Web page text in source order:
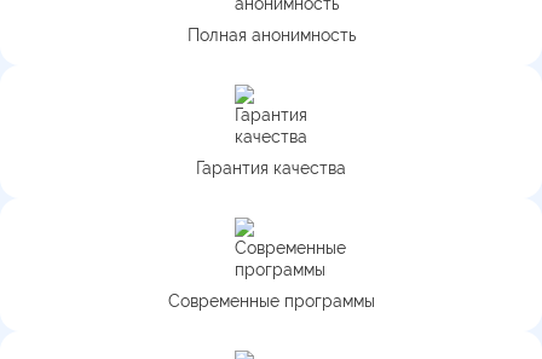
Полная анонимность
Гарантия качества
Современные программы